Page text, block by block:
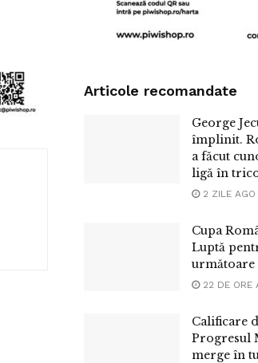
Articole recomandate
George
împlinit.
a făcut
ligă în
2 ZILE AGO
Cupa
Luptă
următoare
22 DE ORE
Calificare
Progresul
merge în